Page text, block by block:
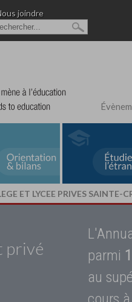
joindre
ET LYCEE PRIVES SAINTE-
privé
parmi
au